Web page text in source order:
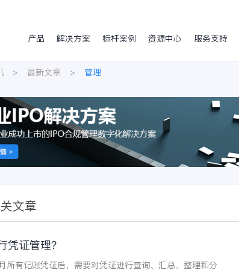
产品
解决方案 标杆案例 资源中心 服务支持
> 最新文章 > 管理
文章
凭证管理？
所有记账凭证后，需要对凭证进行查询、汇总、整理和分